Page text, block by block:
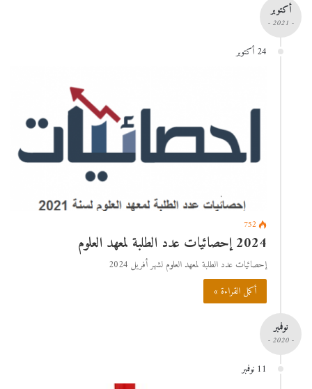
أكتوبر
- 2021 -
24 أكتوبر
752
2024 إحصائيات عدد الطلبة لمعهد العلوم
إحصائيات عدد الطلبة لمعهد العلوم لشهر أفريل 2024
أكمل القراءة »
نوفمبر
- 2020 -
11 نوفمبر